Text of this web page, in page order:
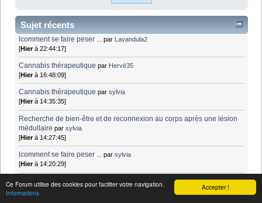
Accepter !
Ce Forum utilise des cookies pour faciliter votre navigation.
Informations
Sujet récents
lcomment se faire peser ... par Lavandula2
[Hierà 22:44:17]
Cannabis thérapeutique par Hervé35
[Hierà 16:48:09]
Cannabis thérapeutique parsylvia
[Hierà 14:35:35]
Recherche de bien-être et de reconnexion au corps après une lésion
médullaire parsylvia
[Hierà 14:27:45]
lcomment se faire peser ... parsylvia
[Hierà 14:20:29]
Des nouvelles de notre président par
sylvia
[Hierà 14:12:58]